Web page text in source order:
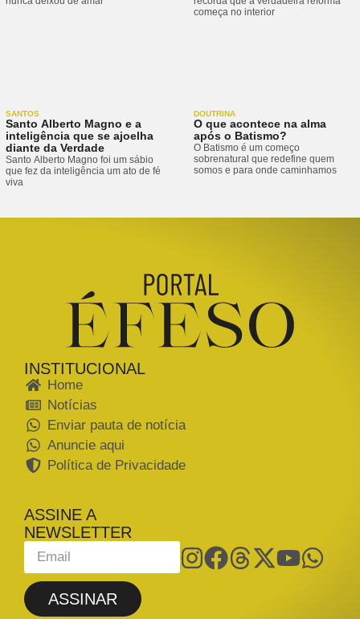
começa no interior
SANTOS
Santo Alberto Magno e a
inteligência que se ajoelha
diante da Verdade
Santo Alberto Magno foi um sábio
que fez da inteligência um ato de fé
viva
DOUTRINA
O que acontece na alma
após o Batismo?
O Batismo é um começo
sobrenatural que redefine quem
somos e para onde caminhamos
INSTITUCIONAL
Home
Notícias
Enviar pauta de notícia
Anuncie aqui
Política de Privacidade
ASSINE A
NEWSLETTER
ASSINAR